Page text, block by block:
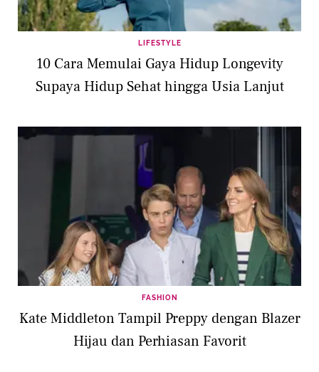
LIFESTYLE
10 Cara Memulai Gaya Hidup Longevity
Supaya Hidup Sehat hingga Usia Lanjut
FASHION
Kate Middleton Tampil Preppy dengan Blazer
Hijau dan Perhiasan Favorit